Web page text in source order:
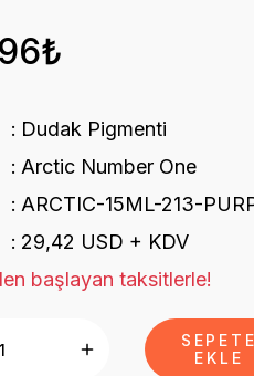
Dudak Pigmenti
Arctic Number One
ARCTIC-15ML-213-
29,42 USD + KDV
başlayan taksitlerle!
SEPETE
EKLE